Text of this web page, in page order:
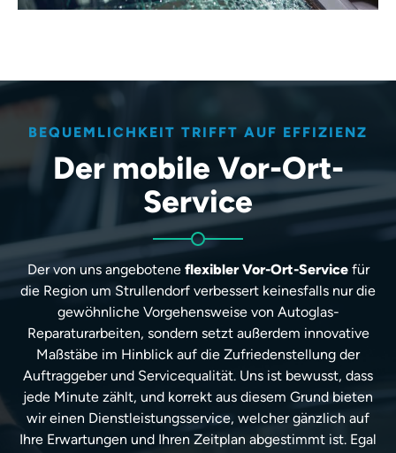
BEQUEMLICHKEIT TRIFFT AUF EFFIZIENZ
Der mobile Vor-Ort-
Service
Der von uns angebotene flexibler Vor-Ort-Servicefür
die Region um Strullendorf verbessert keinesfalls nur die
gewöhnliche Vorgehensweise von Autoglas-
Reparaturarbeiten, sondern setzt außerdem innovative
Maßstäbe im Hinblick auf die Zufriedenstellung der
Auftraggeber und Servicequalität. Uns ist bewusst, dass
jede Minute zählt, und korrekt aus diesem Grund bieten
wir einen Dienstleistungsservice, welcher gänzlich auf
Ihre Erwartungen und Ihren Zeitplan abgestimmt ist. Egal